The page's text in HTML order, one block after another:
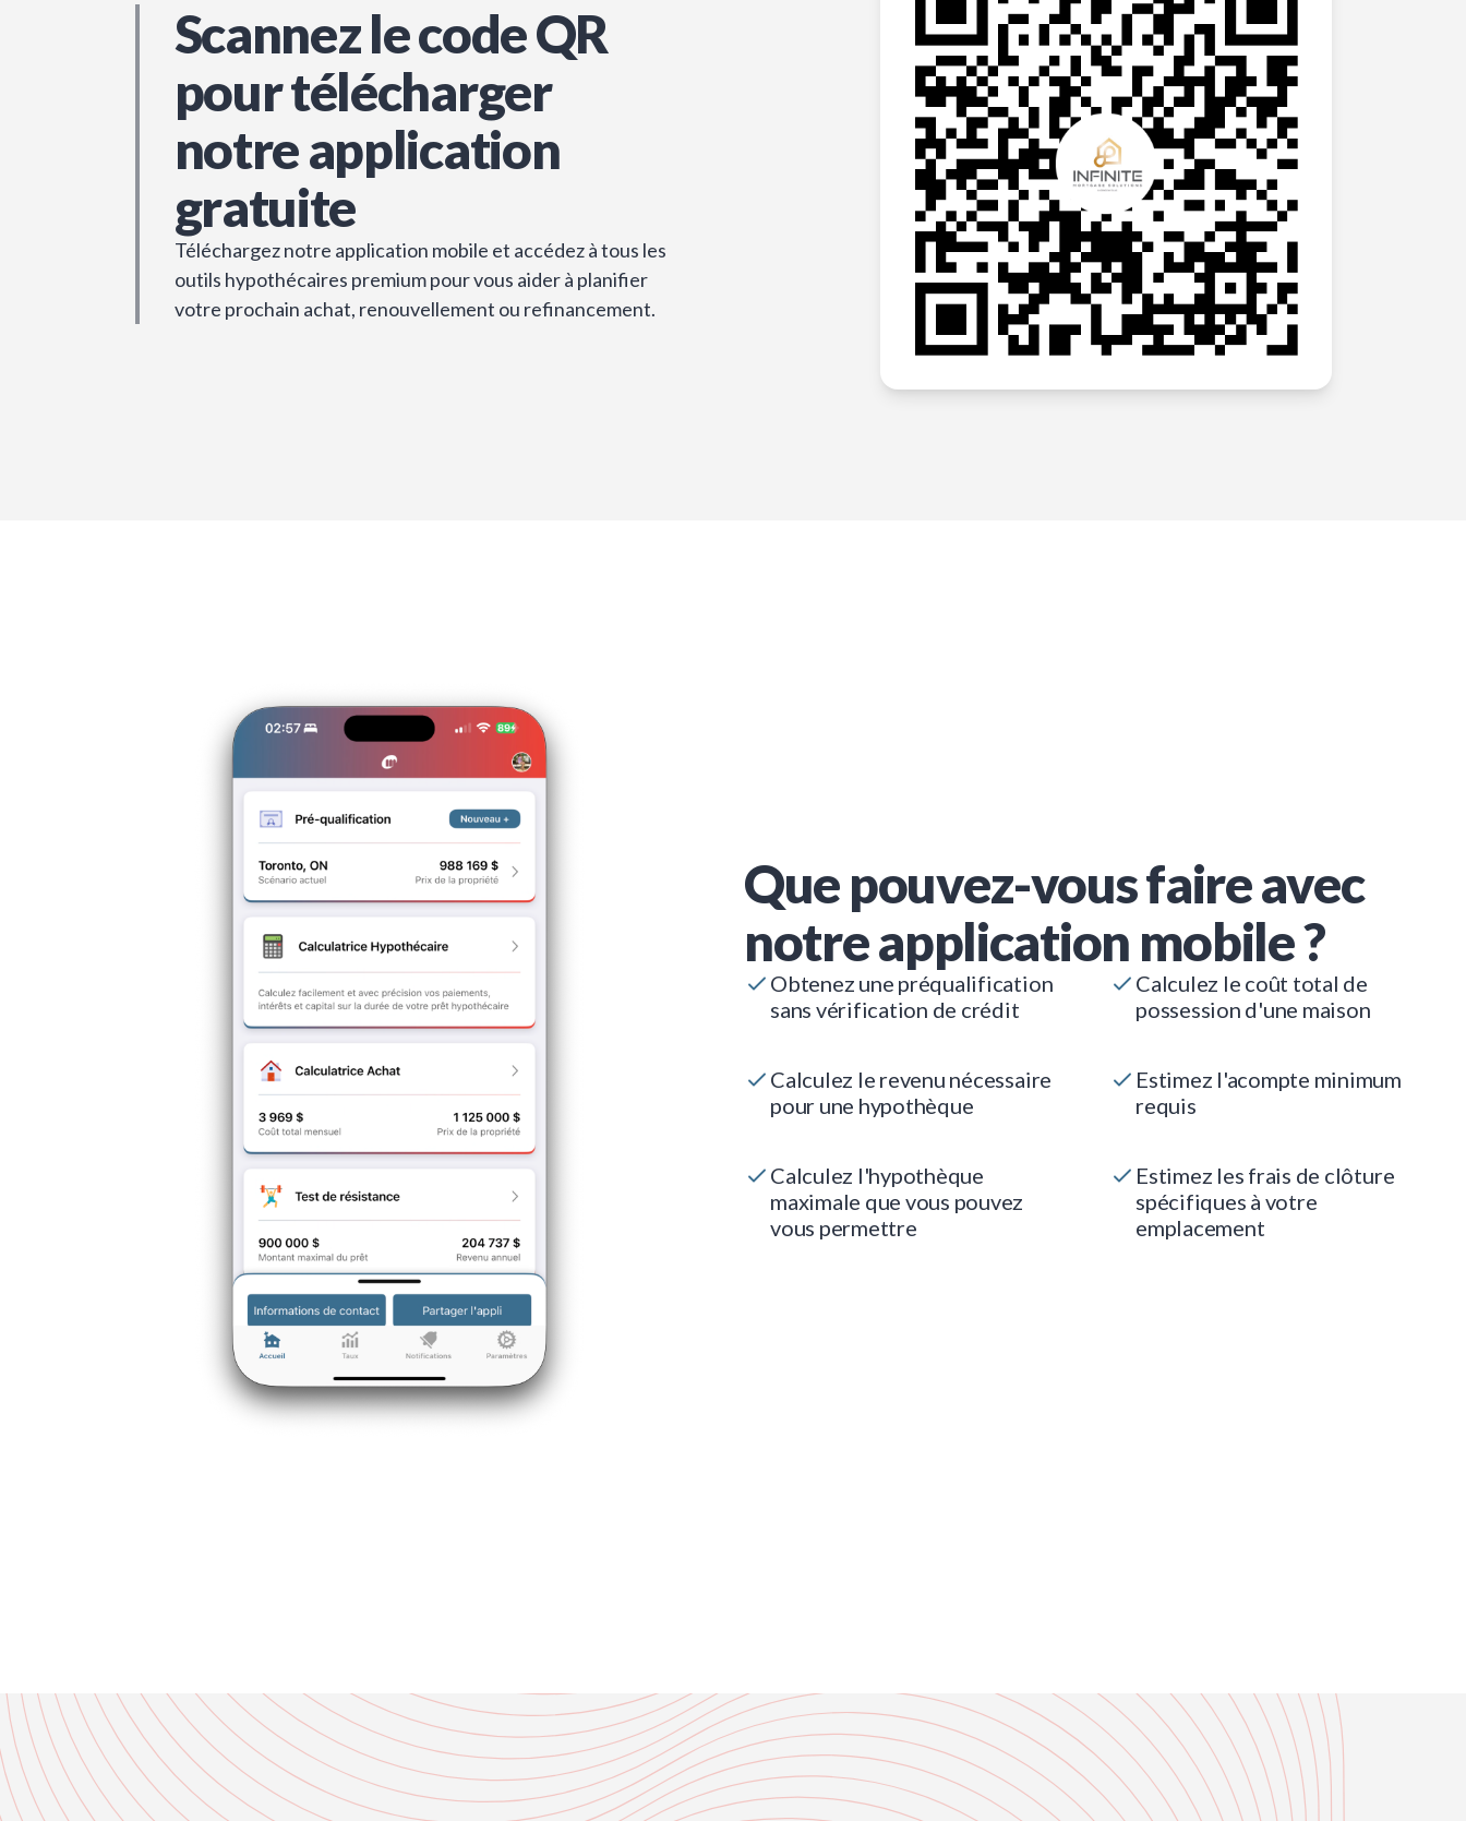
Scannez le code QR
pour télécharger
notre application
gratuite
Téléchargez notre application mobile et accédez à tous les
outils hypothécaires premium pour vous aider à planifier
votre prochain achat, renouvellement ou refinancement.
Que pouvez-vous faire avec
notre application mobile ?
Obtenez une préqualification
sans vérification de crédit
Calculez le coût total de
possession d'une maison
Calculez le revenu nécessaire
pour une hypothèque
Estimez l'acompte minimum
requis
Calculez l'hypothèque
maximale que vous pouvez
vous permettre
Estimez les frais de clôture
spécifiques à votre
emplacement